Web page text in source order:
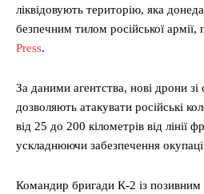
ліквідовують територію, яка
безпечним тилом російської армії,
Press.
За даними агентства, нові дрони зі
дозволяють атакувати російські
від 25 до 200 кілометрів від лінії
ускладнюючи забезпечення
Командир бригади К-2 із